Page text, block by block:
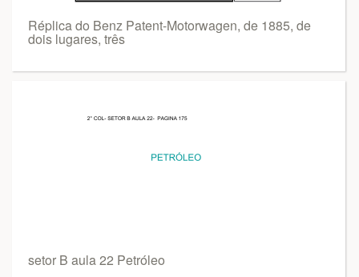
Réplica do Benz Patent-Motorwagen, de 1885, de
dois lugares, três
setor B aula 22 Petróleo